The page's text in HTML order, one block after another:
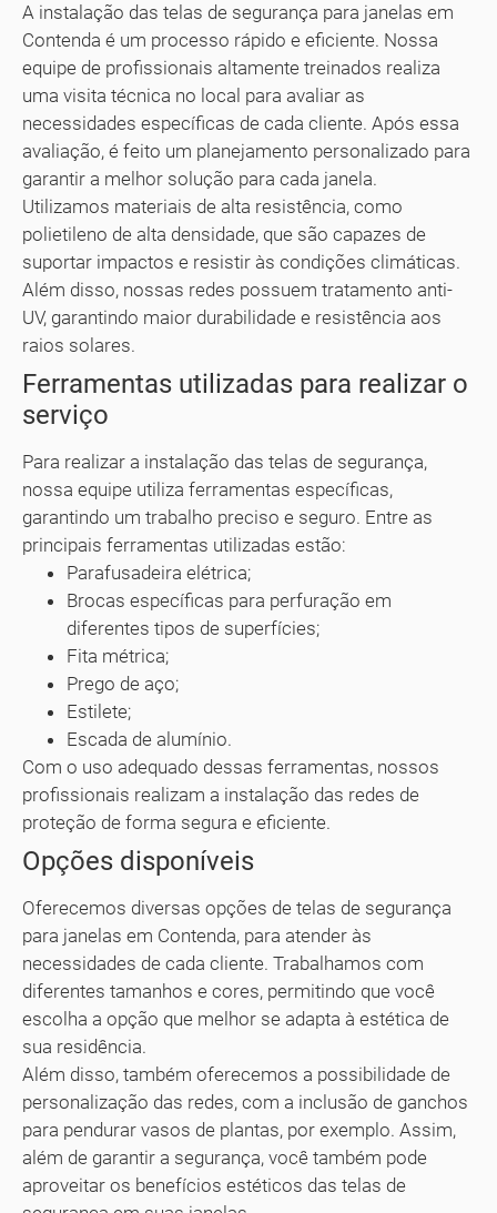
A instalação das telas de segurança para janelas em
Contenda é um processo rápido e eficiente. Nossa
equipe de profissionais altamente treinados realiza
uma visita técnica no local para avaliar as
necessidades específicas de cada cliente. Após essa
avaliação, é feito um planejamento personalizado para
garantir a melhor solução para cada janela.
Utilizamos materiais de alta resistência, como
polietileno de alta densidade, que são capazes de
suportar impactos e resistir às condições climáticas.
Além disso, nossas redes possuem tratamento anti-
UV, garantindo maior durabilidade e resistência aos
raios solares.
Ferramentas utilizadas para realizar o
serviço
Para realizar a instalação das telas de segurança,
nossa equipe utiliza ferramentas específicas,
garantindo um trabalho preciso e seguro. Entre as
principais ferramentas utilizadas estão:
Parafusadeira elétrica;
Brocas específicas para perfuração em
diferentes tipos de superfícies;
Fita métrica;
Prego de aço;
Estilete;
Escada de alumínio.
Com o uso adequado dessas ferramentas, nossos
profissionais realizam a instalação das redes de
proteção de forma segura e eficiente.
Opções disponíveis
Oferecemos diversas opções de telas de segurança
para janelas em Contenda, para atender às
necessidades de cada cliente. Trabalhamos com
diferentes tamanhos e cores, permitindo que você
escolha a opção que melhor se adapta à estética de
sua residência.
Além disso, também oferecemos a possibilidade de
personalização das redes, com a inclusão de ganchos
para pendurar vasos de plantas, por exemplo. Assim,
além de garantir a segurança, você também pode
aproveitar os benefícios estéticos das telas de